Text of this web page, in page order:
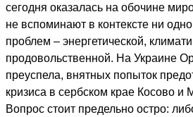
сегодня оказалась на обочине
не вспоминают в контексте ни
проблем – энергетической,
продовольственной. На Украине
преуспела, внятных попыток
кризиса в сербском крае Косово и
Вопрос стоит предельно остро: